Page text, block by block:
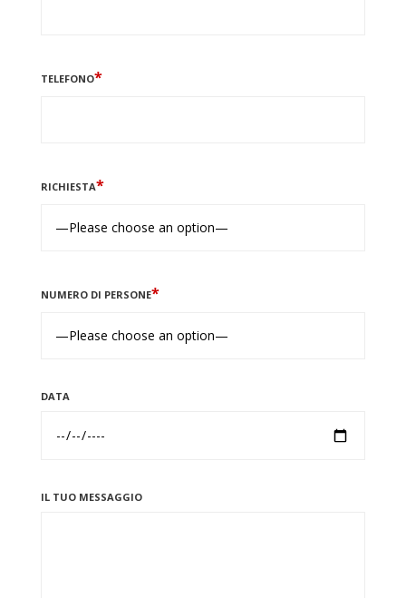
TELEFONO*
RICHIESTA*
NUMERO DI PERSONE*
DATA
IL TUO MESSAGGIO